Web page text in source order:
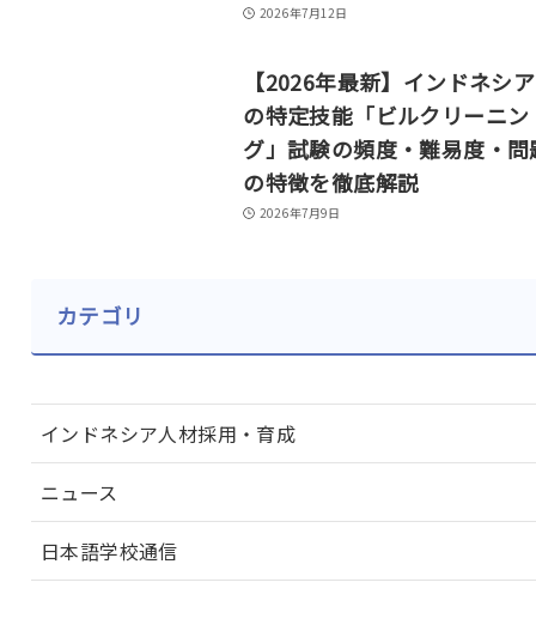
2026年7月12日
【2026年最新】インドネシ
の特定技能「ビルクリーニン
グ」試験の頻度・難易度・問
の特徴を徹底解説
2026年7月9日
カテゴリ
インドネシア人材採用・育成
ニュース
日本語学校通信